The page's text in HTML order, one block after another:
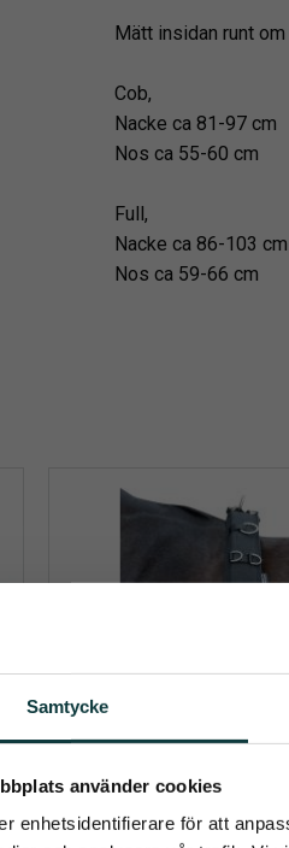
Samtycke
använder cookies
enhetsidentifierare för att
Mätt insidan runt
Cob,
Nacke ca 81-97 cm
Nos ca 55-60 cm
Full,
Nacke ca 86-103 cm
Nos ca 59-66 cm
Prenumerera
Det allra senaste direkt i